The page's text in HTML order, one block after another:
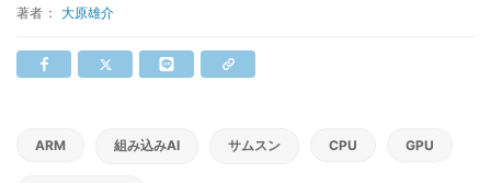
著者： 大原雄介
ARM 組み込みAI サムスン CPU GPU